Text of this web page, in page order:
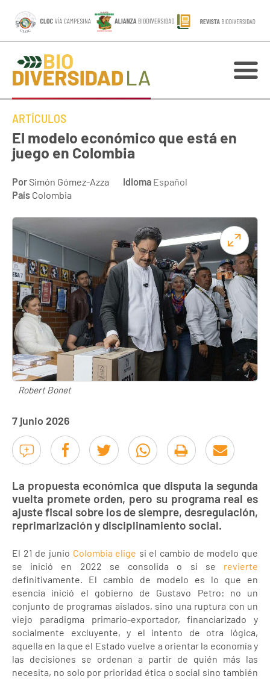
ARTÍCULOS
El modelo económico que está en
juego en Colombia
Por Simón Gómez-Azza Idioma Español
País Colombia
Robert Bonet
7 junio 2026
La propuesta económica que disputa la segunda
vuelta promete orden, pero su programa real es
ajuste fiscal sobre los de siempre, desregulación,
reprimarización y disciplinamiento social.
El 21 de junio Colombia elige si el cambio de modelo que
se inició en 2022 se consolida o si se revierte
definitivamente. El cambio de modelo es lo que en
esencia inició el gobierno de Gustavo Petro: no un
conjunto de programas aislados, sino una ruptura con un
viejo paradigma primario-exportador, financiarizado y
socialmente excluyente, y el intento de otra lógica,
aquella en la que el Estado vuelve a orientar la economía y
las decisiones se ordenan a partir de quién más las
necesita, no solo por prioridad ética o social sino también